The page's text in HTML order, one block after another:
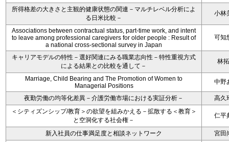
所得格差の大きさと主観的健康状態の関連－マルチレベル分析によ
る日米比較－
小林
Associations between contractual status, part-time work, and intent
to leave among professional caregivers for older people : Result of
a national cross-sectional survey in Japan
可知
キャリアモデルの特性－選好関連にみる職業志向性－特性重視方式
による結果との比較を通して－
林
Marriage, Child Bearing and The Promotion of Women to
Managerial Positions
中野
夜勤労働の均等化差異－介護労働市場における実証分析－
高久
＜シティズンシップ/教育＞の欲望を組みかえる－拡散する＜教育＞
と空洞化する社会権－
仁平
新入社員の仕事満足度と相談ネットワーク
宮田